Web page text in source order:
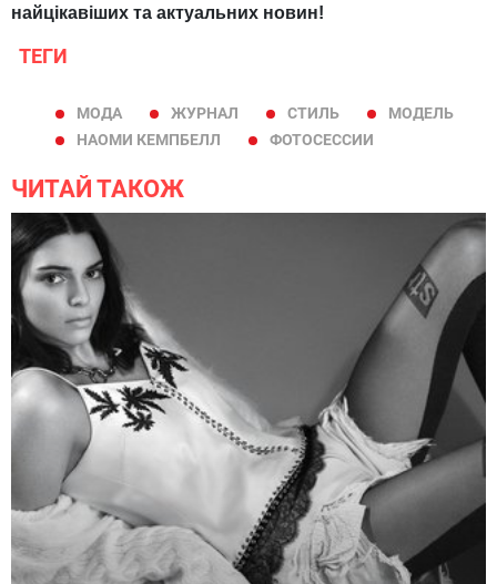
найцікавіших та актуальних новин!
ТЕГИ
МОДА ЖУРНАЛ СТИЛЬ
МОДЕЛЬ
НАОМИ КЕМПБЕЛЛ
ФОТОСЕССИИ
ЧИТАЙ ТАКОЖ